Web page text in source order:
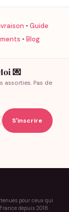
• Guide
• Blog
💌
assorties. Pas de
pour ceux qui
depuis 2018.